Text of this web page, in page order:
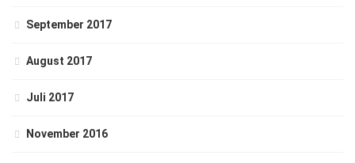
September 2017
August 2017
Juli 2017
November 2016